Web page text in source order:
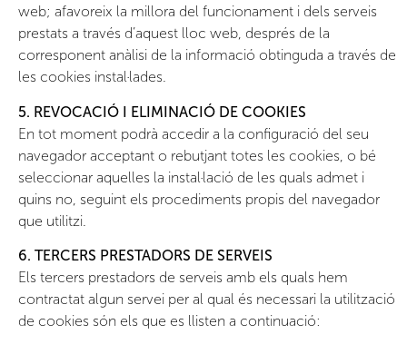
web; afavoreix la millora del funcionament i dels serveis
prestats a través d’aquest lloc web, després de la
corresponent anàlisi de la informació obtinguda a través de
les cookies instal·lades.
5. REVOCACIÓ I ELIMINACIÓ DE COOKIES
En tot moment podrà accedir a la configuració del seu
navegador acceptant o rebutjant totes les cookies, o bé
seleccionar aquelles la instal·lació de les quals admet i
quins no, seguint els procediments propis del navegador
que utilitzi.
6. TERCERS PRESTADORS DE SERVEIS
Els tercers prestadors de serveis amb els quals hem
contractat algun servei per al qual és necessari la utilització
de cookies són els que es llisten a continuació: